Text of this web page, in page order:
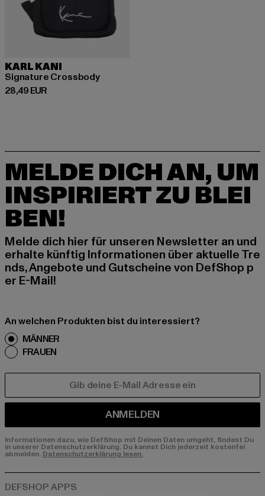
KARL KANI
Signature Crossbody
28,49 EUR
Derzeitiger Preis: 28,49 EUR
MELDE DICH AN, UM
INSPIRIERT ZU BLEI
BEN!
Melde dich hier für unseren Newsletter an und
erhalte künftig Informationen über aktuelle Tre
nds, Angebote und Gutscheine von DefShop p
er E-Mail!
An welchen Produkten bist du interessiert?
MÄNNER
FRAUEN
ANMELDEN
Informationen dazu, wie DefShop mit Deinen Daten umgeht, findest Du
in unserer Datenschutzerklärung. Du kannst Dich jederzeit kostenfei
abmelden. Datenschutzerklärung lesen.